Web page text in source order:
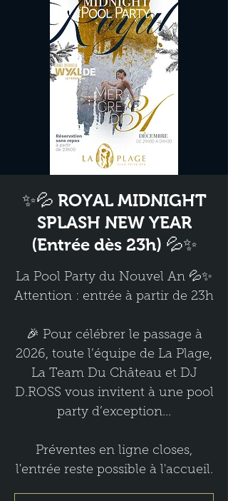
✨💦 ROYAL MIDNIGHT
SPLASH NEW YEAR
(Entrée dès 23h) 💦✨
La Pool Party du Nouvel An 💦✨
Attention : entrée à partir de 23h
🎉 Pour célébrer le passage à
2026, toute l’équipe de La Plage,
La Team Du Château et DJ
D.ROSS vous invitent à une pool
party d’exception...
Préventes en ligne closes,